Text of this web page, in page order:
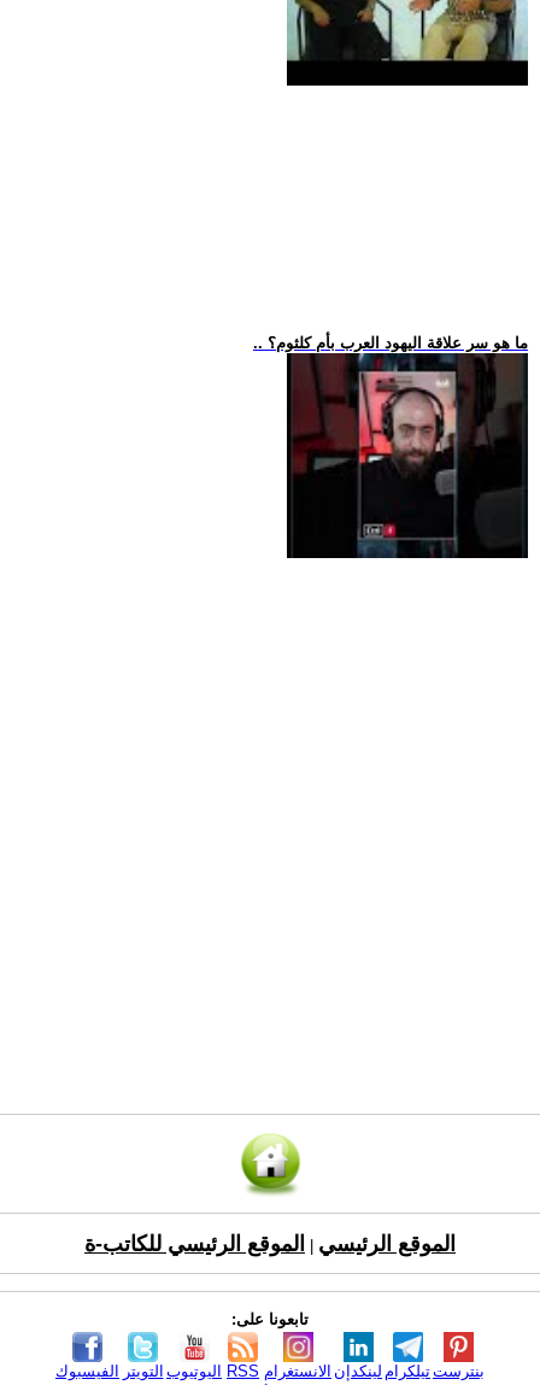
.. ما هو سر علاقة اليهود العرب بأم كلثوم؟
الموقع الرئيسي الموقع الرئيسي للكاتب-ة
تابعونا على:
الفيسبوك التويتر اليوتيوب RSS الانستغرام لينكدإن تيلكرامبنترست